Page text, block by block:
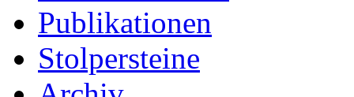
Publikationen
Stolpersteine